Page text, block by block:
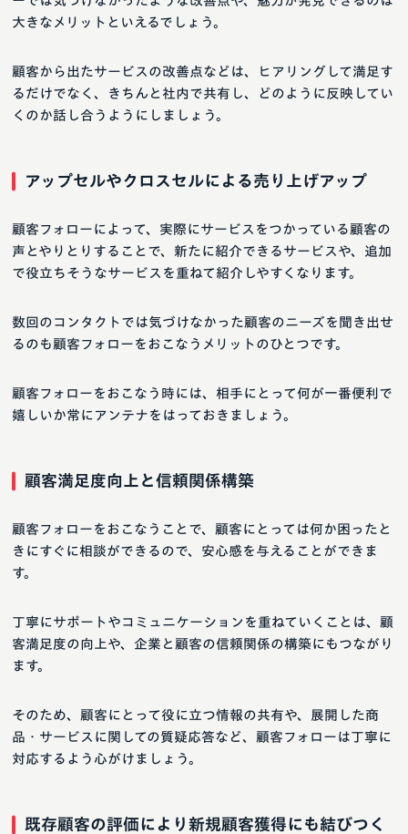
大きなメリットといえるでしょう。
顧客から出たサービスの改善点などは、ヒアリングして満足す
るだけでなく、きちんと社内で共有し、どのように反映してい
くのか話し合うようにしましょう。
アップセルやクロスセルによる売り上げアップ
顧客フォローによって、実際にサービスをつかっている顧客の
声とやりとりすることで、新たに紹介できるサービスや、追加
で役立ちそうなサービスを重ねて紹介しやすくなります。
数回のコンタクトでは気づけなかった顧客のニーズを聞き出せ
るのも顧客フォローをおこなうメリットのひとつです。
顧客フォローをおこなう時には、相手にとって何が一番便利で
嬉しいか常にアンテナをはっておきましょう。
顧客満足度向上と信頼関係構築
顧客フォローをおこなうことで、顧客にとっては何か困ったと
きにすぐに相談ができるので、安心感を与えることができま
す。
丁寧にサポートやコミュニケーションを重ねていくことは、顧
客満足度の向上や、企業と顧客の信頼関係の構築にもつながり
ます。
そのため、顧客にとって役に立つ情報の共有や、展開した商
品・サービスに関しての質疑応答など、顧客フォローは丁寧に
対応するよう心がけましょう。
既存顧客の評価により新規顧客獲得にも結びつく